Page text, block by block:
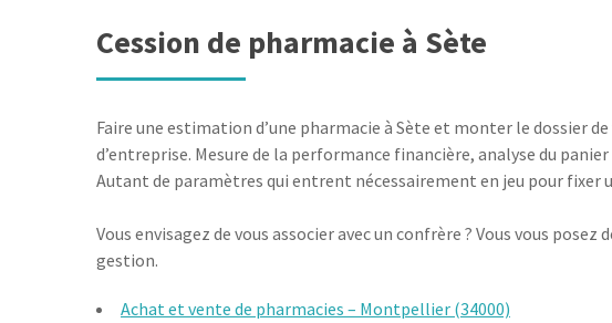
Cession de pharmacie à Sète
Faire une estimation d’une pharmacie à Sète et monter le dossier
d’entreprise. Mesure de la performance financière, analyse du
Autant de paramètres qui entrent nécessairement en jeu pour fixer
Vous envisagez de vous associer avec un confrère ? Vous vous
gestion.
Achat et vente de pharmacies – Montpellier (34000)